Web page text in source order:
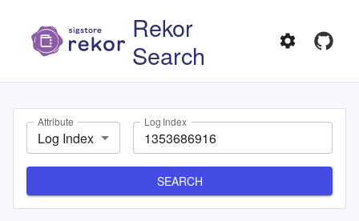
Rekor
Search
Attribute
Log Index
Log Index
SEARCH